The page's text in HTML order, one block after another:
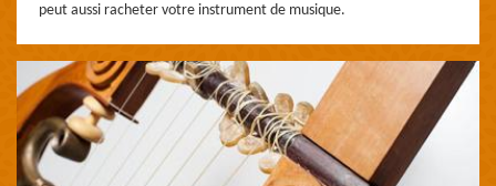
peut aussi racheter votre instrument de musique.